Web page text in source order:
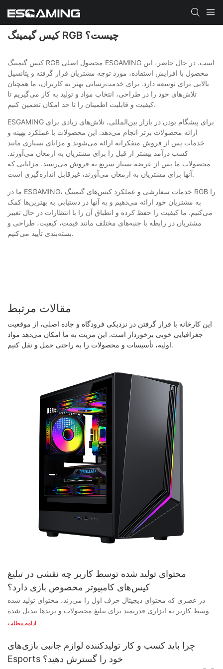
کیس گیمینگ RGB چیست؟
کیس گیمینگ RGB محصول اصلی ESGAMING است. در حال حاضر، این
محصول با افزایش استفاده، مورد توجه مشتریان قرار گرفته و پتانسیل
بالایی برای توسعه دارد. برای خدمت‌رسانی بهتر به کاربران، ما همچنان
تلاش‌های خود را در طراحی، انتخاب مواد و تولید به کار می‌گیریم تا
کیفیت و قابلیت اطمینان را تا حد امکان تضمین کنیم.
ESGAMING برای پیشگام بودن در بازار بین‌المللی، تلاش‌های زیادی برای
ارائه محصولات برتر انجام می‌دهد. این محصولات با عملکرد بهینه و
خدمات پس از فروش متفکرانه ارائه می‌شوند و مزایای بسیاری مانند
کسب درآمد بیشتر از قبل را برای مشتریان به ارمغان می‌آورند.
محصولات ما پس از عرضه بسیار سریع به فروش می‌رسند. مزایایی که
آنها برای مشتریان به ارمغان می‌آورند، غیرقابل اندازه‌گیری است.
ما در ESGAMING، خدمات سفارشی و عملکرد کیس‌های گیمینگ RGB را
به مشتریان خود ارائه می‌دهیم و به آنها در دستیابی به بهترین‌ها کمک
می‌کنیم. ما کیفیت را حفظ کرده و انطباق آن را با انتظارات در حال تغییر
مشتریان در رابطه با جنبه‌های مختلف مانند قیمت، کیفیت، طراحی و
بسته‌بندی تأیید می‌کنیم.
مقالات مرتبط
این کارخانه با قرار گرفتن در نزدیکی فرودگاه و جاده اصلی، از موقعیت
جغرافیایی خوبی برخوردار است. این مزیت به ما امکان می‌دهد مواد
اولیه، تأسیسات و محصولات را به راحتی حمل و نقل کنیم.
محتوای تولید شده توسط کاربر چه نقشی در تبلیغ
کیس‌های کامپیوتر مخصوص بازی دارد؟
در عصری که محتوای دیجیتال حرف اول را می‌زند، محتوای تولید شده توسط کاربر به ابزاری قدرتمند برای تبلیغ محصولات و برندها تبدیل شده است. وقتی صحبت از دنیای کیس‌های کامپیوتر مخصوص بازی می‌شود، تأثیر محتوای تولید شده توسط کاربر را نمی‌توان نادیده گرفت. در این مقاله، نقش محوری محتوای تولید شده توسط کاربر در تبلیغ کیس‌های کامپیوتر مخصوص بازی و چگونگی شکل‌گیری تصمیمات خرید مصرف‌کنندگان علاقه‌مند به فناوری را بررسی خواهیم کرد. با ما همراه باشید تا تأثیر محتوای تولید شده توسط کاربر را بر این صنعت پویا و همواره در حال تکامل بررسی کنیم. - درک تأثیر محتوای تولید شده توسط کاربر بر تبلیغات کیس کامپیوتر بازی در دنیای رو به رشد بازی، علاقه‌مندان به کامپیوتر دائماً به دنبال جدیدترین و بهترین سخت‌افزارها برای بهبود تجربه بازی خود هستند. یکی از جنبه‌های حیاتی هر سیستم بازی، کیس کامپیوتر است که نه تنها به عنوان یک پوسته محافظ برای قطعات گران‌قیمت عمل می‌کند، بلکه نقش مهمی در جذابیت کلی ظاهری یک دستگاه بازی نیز ایفا می‌کند. با افزایش تقاضا برای کیس‌های بازی با کیفیت بالا، تولیدکنندگان و تأمین‌کنندگان در حال بررسی راه‌های جدیدی برای تبلیغ محصولات خود هستند و محتوای تولید شده توسط کاربر به عنوان ابزاری قدرتمند در این تلاش ظهور کرده است. محتوای تولید شده توسط کاربر یا UGC به هر نوع محتوایی - مانند نقد و بررسی‌ها، ویدیوهای جعبه‌گشایی و پست‌های رسانه‌های اجتماعی - اشاره دارد که توسط کاربران و نه برندها یا تبلیغ‌کنندگان ایجاد می‌شود. در زمینه کیس‌های کامپیوتر بازی، UGC می‌تواند بینش‌های ارزشمندی در مورد عملکرد، ویژگی‌ها و طراحی یک کیس خاص ارائه دهد و به خریداران بالقوه در تصمیم‌گیری آگاهانه برای خرید کمک کند. با بهره‌گیری از تأثیر UGC، تولیدکنندگان و تأمین‌کنندگان کیس کامپیوتر بازی می‌توانند به طور مؤثر با مخاطبان هدف خود تعامل داشته باشند و آگاهی و تقاضا را برای محصولات خود افزایش دهند. یکی از راه‌های کلیدی که UGC می‌تواند بر تبلیغ کیس‌های کامپیوتر بازی تأثیر بگذارد، از طریق اثبات اجتماعی است. وقتی مصرف‌کنندگان نظرات و توصیفات مثبتی از سایر گیمرها که تجربیات مثبتی با یک کیس خاص داشته‌اند، می‌بینند، احتمال بیشتری دارد که به برند اعتماد کنند و خودشان خرید محصول را در نظر بگیرند. علاوه بر این، UGC یک کانال ارتباطی معتبرتر و شفاف‌تر بین مصرف‌کنندگان و برندها ایجاد می‌کند و حس اجتماع و اعتماد را در بین کاربران تقویت می‌کند. یکی دیگر از جنبه‌های مهم UGC در تبلیغ کیس‌های بازی، نقش اینفلوئنسرها است. اینفلوئنسرها افرادی با دنبال‌کنندگان زیاد در پلتفرم‌های رسانه‌های اجتماعی یا سایر کانال‌های آنلاین هستند که توانایی تأثیرگذاری بر نظرات مصرف‌کنندگان و تصمیمات خرید را دارند. تولیدکنندگان و تأمین‌کنندگان با همکاری با اینفلوئنسرها برای ایجاد محتوای حمایت‌شده با کیس‌های بازی خود، می‌توانند به مخاطبان گسترده‌تری دسترسی پیدا کنند و از اعتبار و اقتدار اینفلوئنسر در جامعه بازی بهره ببرند. علاوه بر این، محتوای تولید شده توسط کاربر (UGC) می‌تواند به تولیدکنندگان و تأمین‌کنندگان کیس‌های کامپیوتر بازی کمک کند تا بازخوردها و بینش‌های ارزشمندی را از مشتریان خود جمع‌آوری کنند. با نظارت و تجزیه و تحلیل محتوای تولید شده توسط کاربر، برندها می‌توانند روندها، ترجیحات و زمینه‌های بهبود را شناسایی کنند و به آنها این امکان را می‌دهد که محصولات و استراتژی‌های بازاریابی خود را برای برآورده کردن بهتر نیازها و انتظارات مخاطبان هدف خود، اصلاح کنند. در نتیجه، محتوای تولید شده توسط کاربر نقش حیاتی در تبلیغ کیس‌های کامپیوتر بازی ایفا می‌کند، زیرا به تولیدکنندگان و تأمین‌کنندگان اجازه می‌دهد تا با مصرف‌کنندگان تعامل داشته باشند، اعتماد و اعتبار ایجاد کنند و بینش‌ها و بازخوردهای ارزشمندی را جمع‌آوری کنند. با بهره‌گیری از قدرت UGC، برندهای کیس کامپیوتر بازی می‌توانند آگاهی از برند را افزایش دهند، وفاداری مصرف‌کننده را تقویت کنند و در نهایت فروش و درآمد را در بازاری که به طور فزاینده‌ای رقابتی است، افزایش دهند. - بررسی تأثیر نظرات و توصیه‌های کاربران بر فروش کیس کامپیوتر در عصر دیجیتال امروز، محتوای تولید شده توسط کاربر به ابزاری قدرتمند در تأثیرگذاری بر تصمیمات خرید مصرف‌کنندگان تبدیل شده است. این امر به ویژه در دنیای کیس‌های کامپیوتر بازی صادق است، جایی که علاقه‌مندان برای هدایت انتخاب‌های خود به شدت به نقدها و توصیه‌ها متکی هستند. در این مقاله، با تمرکز بر نقشی که تأمین‌کنندگان و تولیدکنندگان کیس کامپیوتر بازی در تبلیغ محصولات خود ایفا می‌کنند، به بررسی تأثیر نقدها و توصیه‌های کاربران بر فروش کیس کامپیوتر بازی خواهیم پرداخت. وقتی صحبت از کیس‌های کامپیوتر مخصوص بازی می‌شود، زیبایی‌شناسی و عملکرد از عوامل کلیدی هستند که توجه مصرف‌کننده را جلب می‌کنند. به همین ترتیب، نظرات و توصیه‌های کاربران نقش مهمی در شکل‌دهی به برداشت‌ها و تأثیرگذاری بر تصمیمات خرید دارند. نظرات مثبت می‌توانند به ایجاد اعتبار و اعتماد به یک محصول کمک کنند، در حالی که نظرات منفی می‌توانند خریداران بالقوه را منصرف کنند. به همین دلیل است که تأمین‌کنندگان و تولیدکنندگان کیس کامپیوتر مخصوص بازی باید به بازخورد کاربران توجه دقیقی داشته باشند و به طور فعال با مشتریان خود تعامل داشته باشند تا هرگونه نگرانی یا مشکلی را که ممکن است پیش بیاید، برطرف کنند. در بازار رقابتی امروز، متمایز بودن از دیگران برای تأمین‌کنندگان و تولیدکنندگان کیس کامپیوتر مخصوص بازی ضروری است. اینجاست که محتوای تولید شده توسط کاربر وارد عمل می‌شود، زیرا می‌تواند به نمایش ویژگی‌ها و مزایای منحصر به فرد یک محصول خاص کمک کند. با تشویق مشتریان راضی به اشتراک‌گذاری تجربیات خود از طریق نظرات و توصیه‌ها، تأمین‌کنندگان و تولیدکنندگان کیس کامپیوتر مخصوص بازی می‌توانند محصولات خود را به طور مؤثر تبلیغ کرده و مشتریان جدیدی را جذب کنند. علاوه بر این، محتوای تولید شده توسط کاربر می‌تواند به ایجاد شور و شوق و ایجاد حس تعلق در بین علاقه‌مندان به کامپیوترهای گیمینگ کمک کند. با تقویت گفتگو با مشتریان و گنجاندن بازخورد آنها در توسعه محصول، تأمین‌کنندگان و تولیدکنندگان کیس کامپیوترهای گیمینگ می‌توانند روابط قوی ایجاد کرده و وفاداری به برند ایجاد کنند. این به نوبه خود می‌تواند منجر به افزایش فروش و ایجاد یک پایگاه مشتری وفادار شود که در درازمدت به حمایت از محصولات آنها ادامه خواهد داد. در پایان، محتوای تولید شده توسط کاربر نقش حیاتی در تبلیغ کیس‌های کامپیوتر بازی و تأثیرگذاری بر تصمیمات خرید مصرف‌کننده ایفا می‌کند. تأمین‌کنندگان و تولیدکنندگان کیس کامپیوتر بازی باید به‌طور فعال با مشتریان خود در ارتباط باشند، نظرات و توصیه‌های کاربران را تشویق کنند و از قدرت محتوای تولید شده توسط کاربر برای نمایش محصولات خود و ایجاد وفاداری به برند استفاده کنند. با درک تأثیر نظرات و توصیه‌های کاربران بر فروش کیس کامپیوتر، تأمین‌کنندگان و تولیدکنندگان کیس کامپیوتر بازی می‌توانند به‌طور مؤثر محصولات خود را تبلیغ کنند و در این صنعت پرشتاب از رقبا پیشی بگیرند. - بهره‌گیری از قدرت رسانه‌های اجتماعی در تبلیغ کیس‌های مخصوص بازی در دنیای پرسرعت فناوری و بازی، بازار کیس‌های کامپیوتر مخصوص بازی پیوسته در حال تکامل است. از آنجایی که تولیدکنندگان و تأمین‌کنندگان تلاش می‌کنند تا از رقبا پیشی بگیرند، یکی از استراتژی‌هایی که به طرز باورنکردنی مؤثر بوده، استفاده از قدرت رسانه‌های اجتماعی برای تبلیغ محصولاتشان است. محتوای تولید شده توسط کاربران به ابزاری حیاتی در زرادخانه تولیدکنندگان کیس کامپیوتر مخصوص بازی تبدیل شده است و به آنها اجازه می‌دهد تا به مخاطبان گسترده‌تری دسترسی پیدا کنند و با مشتریان خود به شیوه‌ای معنادارتر تعامل داشته باشند. کیس‌های مخصوص بازی دیگر فقط محفظه‌های کاربردی برای قطعات کامپیوتر نیستند؛ آنها به قطعه‌ای شاخص برای گیمرهایی تبدیل شده‌اند که به دنبال نمایش شخصیت و سبک خود هستند. به همین دلیل، بازار این محصولات به طور فزاینده‌ای رقابتی شده است و تولیدکنندگان و تأمین‌کنندگان دائماً در حال نوآوری برای جلب توجه مصرف‌کنندگان هستند. در این محیط، محتوای تولید شده توسط کاربر به عنوان ابزاری قدرتمند برای تبلیغ کیس‌های مخصوص بازی ظهور کرده است. تولیدکنندگان کیس‌های بازی با تشویق مشتریان خود به اشتراک‌گذاری عکس‌ها، ویدیوها و نقد و بررسی محصولاتشان در پلتفرم‌های رسانه‌های اجتماعی مانند اینستاگرام، فیس‌بوک و یوتیوب، می‌توانند در مورد محصولات خود سر و صدا ایجاد کنند و به مخاطبان گسترده‌تری نسبت به گذشته دسترسی پیدا کنند. محتوای تولید شده توسط کاربر سطحی از اصالت و اعتبار را فراهم می‌کند که تبلیغات سنتی به سادگی نمی‌تواند با آن برابری کند، زیرا مصرف‌کنندگان بیشتر به نظرات همسالان خود نسبت به کمپین‌های بازاریابی جذاب اعتماد می‌کنند. محتوای تولید شده توسط کاربران علاوه بر افزایش آگاهی از برند و افزایش فروش، به تولیدکنندگان کیس‌های بازی نیز این امکان را می‌دهد تا بینش‌های ارزشمندی در مورد ترجیحات و رفتارهای مخاطبان هدف خود جمع‌آوری کنند. با نظارت و تجزیه و تحلیل محتوایی که کاربران به اشتراک می‌گذارند، تولیدکنندگان می‌توانند درک عمیق‌تری از ویژگی‌ها و طرح‌هایی که برای مصرف‌کنندگان جذاب‌تر است، به دست آورند و آنها را قادر می‌سازد تا محصولات خود را متناسب با نیازهای مشتریان خود تنظیم کنند. علاوه بر این، محتوای تولید شده توسط کاربر می‌تواند برای تقویت حس تعلق به جامعه در بین گیمرها و علاقه‌مندان به کامپیوتر نیز مورد استفاده قرار گیرد. با ایجاد هشتگ‌ها و کمپین‌های رسانه‌های اجتماعی که کاربران را به اشتراک‌گذاری تنظیمات و سفارشی‌سازی‌های خود تشویق می‌کند، تولیدکنندگان کیس کامپیوتر بازی می‌توانند افراد همفکری را که علاقه به بازی و فناوری دارند، گرد هم آورند. این حس تعلق به جامعه نه تنها وفاداری به برند را تقویت می‌کند، بلکه حس تعلق و رفاقت را در بین مشتریان نیز ایجاد می‌کند. در پایان، محتوای تولید شده توسط کاربر نقش مهمی در تبلیغ کیس‌های کامپیوتر بازی در بازار رقابتی امروز ایفا می‌کند. تولیدکنندگان و تأمین‌کنندگان کیس‌های کامپیوتر بازی می‌توانند با بهره‌گیری از قدرت رسانه‌های اجتماعی و تشویق مشتریان خود به اشتراک‌گذاری تجربیات و خلاقیت‌های خود، به طور مؤثر با مخاطبان خود تعامل داشته باشند، فروش را افزایش دهند و جامعه‌ای وفادار از طرفداران ایجاد کنند. با رشد و تکامل بازار کیس‌های کامپیوتر بازی، محتوای تولید شده توسط کاربر بدون شک ابزاری کلیدی برای تولیدکنندگانی خواهد بود که به دنبال پیشی گرفتن از رقبا و ارتباط شخصی‌تر با مشتریان خود هستند. - تعامل با جوامع آنلاین برای افزایش آگاهی در مورد کیس‌های کامپیوتر مخصوص بازی در عصر دیجیتال امروز، محتوای تولید شده توسط کاربر به نیروی محرکه‌ای در تبلیغ و آگاهی از کیس‌های کامپیوتر مخصوص بازی تبدیل شده است. با ظهور جوامع آنلاین و پلتفرم‌های رسانه‌های اجتماعی، مصرف‌کنندگان اکنون بیش از هر زمان دیگری فرصت دارند تا افکار و تجربیات خود را در مورد کیس‌های کامپیوتر مخصوص بازی به اشتراک بگذارند و در این فرآیند، تصمیمات خرید دیگران را شکل دهند. این مقاله به بررسی نقش محوری محتوای تولید شده توسط کاربر در تبلیغ کیس‌های کامپیوتر مخصوص بازی و چگونگی تعامل با جوامع آنلاین که می‌تواند آگاهی از این محصولات را افزایش دهد، می‌پردازد. کیس‌های کامپیوتر بازی به یک جزء حیاتی برای گیمرهایی تبدیل شده‌اند که به دنبال ساخت سیستم رویایی خود هستند. چه از نظر زیبایی‌شناسی، چه از نظر بهبود عملکرد یا هر دو، انتخاب یک کیس کامپیوتر بازی می‌تواند تأثیر زیادی بر تجربه کلی بازی داشته باشد. به عنوان ی
ادامه مطلب
چرا باید کسب و کار تولیدکننده لوازم جانبی بازی‌های
Esports خود را گسترش دهید؟